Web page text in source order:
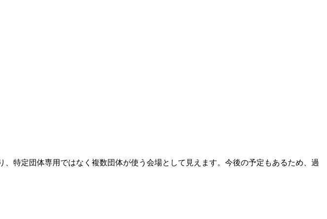
特定団体専用ではなく複数団体が使う会場として見えます。今後の予定もあるため、過